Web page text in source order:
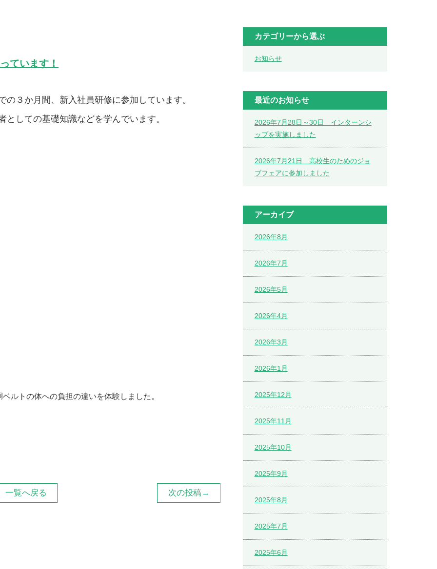
ています！
３か月間、新入社員研修に参加しています。
しての基礎知識などを学んでいます。
ルトの体への負担の違いを体験しました。
一覧へ戻る 次の投稿→
カテゴリーから選ぶ
お知らせ
最近のお知らせ
2026年7月28日～30日 インターンシ
ップを実施しました
2026年7月21日 高校生のためのジョ
ブフェアに参加しました
アーカイブ
2026年8月
2026年7月
2026年5月
2026年4月
2026年3月
2026年1月
2025年12月
2025年11月
2025年10月
2025年9月
2025年8月
2025年7月
2025年6月